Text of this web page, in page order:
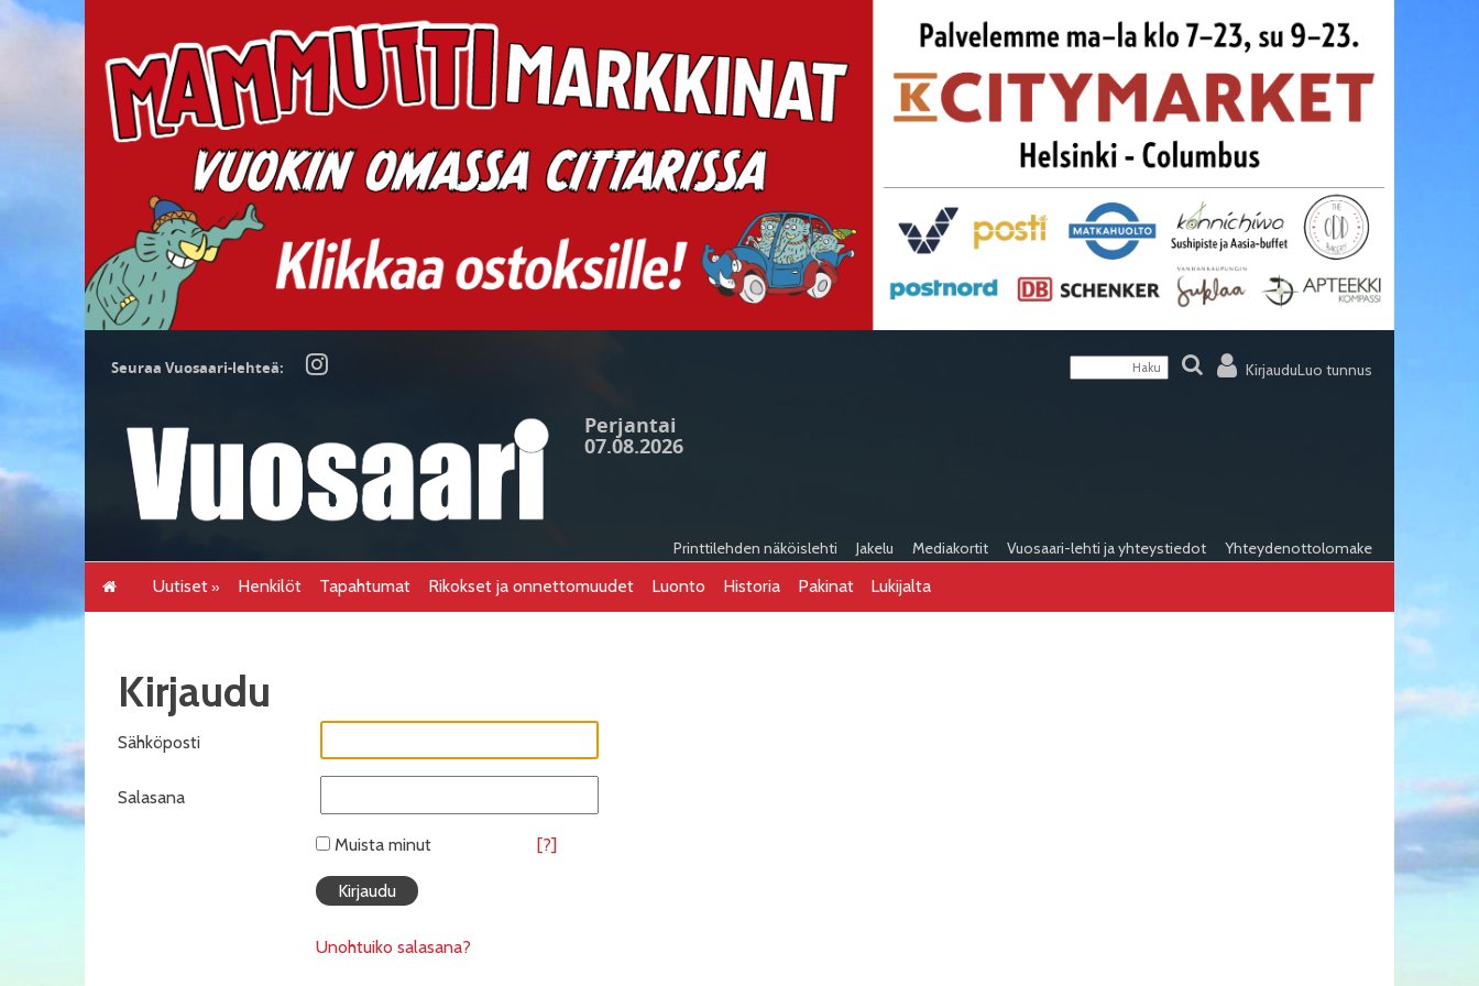
KirjauduLuo tunnus
Seuraa Vuosaari-lehteä:
Perjantai
07.08.2026
Printtilehden näköislehti Jakelu Mediakortit Vuosaari-lehti ja yhteystiedot Yhteydenottolomake
Uutiset Henkilöt Tapahtumat Rikokset ja onnettomuudet Luonto Historia Pakinat Lukijalta
Kirjaudu
Sähköposti
Salasana
Muista minut [?]
Unohtuiko salasana?